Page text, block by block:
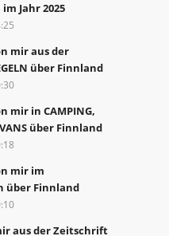
Jahr 2025
mir aus der
über Finnland
mir in CAMPING,
über Finnland
mir im
über Finnland
aus der Zeitschrift